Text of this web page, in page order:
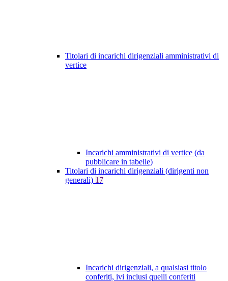
Titolari di incarichi dirigenziali amministrativi di
vertice
Incarichi amministrativi di vertice (da
pubblicare in tabelle)
Titolari di incarichi dirigenziali (dirigenti non
generali) 17
Incarichi dirigenziali, a qualsiasi titolo
conferiti, ivi inclusi quelli conferiti